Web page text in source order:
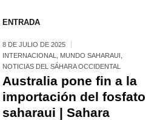
ENTRADA
8 DE JULIO DE 2025
INTERNACIONAL
MUNDO SAHARAUI
NOTICIAS DEL SÁHARA OCCIDENTAL
Australia pone fin a la
importación del fosfato
saharaui | Sahara